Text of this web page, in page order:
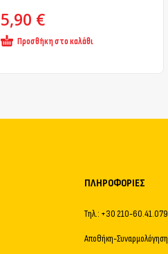
5,90 €
Προσθήκη στο καλάθι
ΠΛΗΡΟΦΟΡΊΕΣ
Τηλ.: +30 210-60.41.079
Αποθήκη-Συναρμολόγηση